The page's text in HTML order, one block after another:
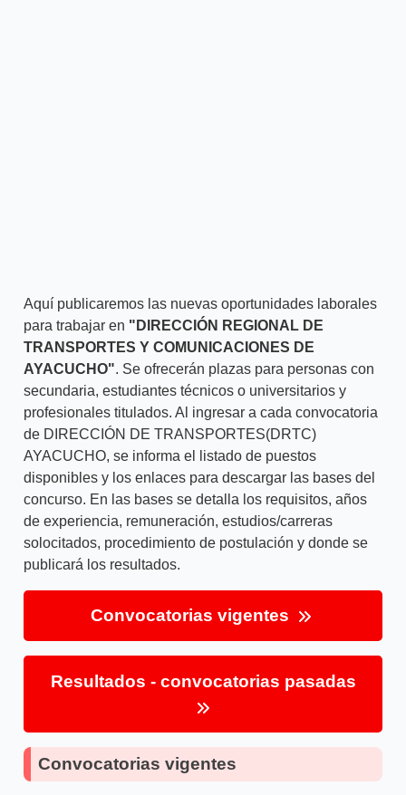
Aquí publicaremos las nuevas oportunidades laborales
para trabajar en "DIRECCIÓN REGIONAL DE
TRANSPORTES Y COMUNICACIONES DE
AYACUCHO". Se ofrecerán plazas para personas con
secundaria, estudiantes técnicos o universitarios y
profesionales titulados. Al ingresar a cada convocatoria
de DIRECCIÓN DE TRANSPORTES(DRTC)
AYACUCHO, se informa el listado de puestos
disponibles y los enlaces para descargar las bases del
concurso. En las bases se detalla los requisitos, años
de experiencia, remuneración, estudios/carreras
solocitados, procedimiento de postulación y donde se
publicará los resultados.
Convocatorias vigentes
Resultados - convocatorias pasadas
Convocatorias vigentes